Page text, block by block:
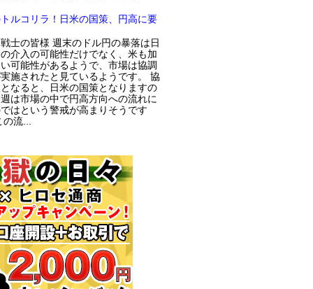
ルコリラ！日米の国策、円高に要
士の皆様 週末のドル円の暴落は日
介入の可能性だけでなく、米も加
可能性があるようで、市場は協調
施されたと見ているようです。 協
なると、日米の国策となりますの
は市場の中で円高方向への流れに
はという警戒が高まりそうです
の流...